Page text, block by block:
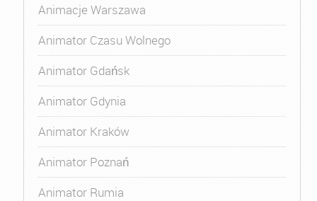
Animacje Warszawa
Animator Czasu Wolnego
Animator Gdańsk
Animator Gdynia
Animator Kraków
Animator Poznań
Animator Rumia